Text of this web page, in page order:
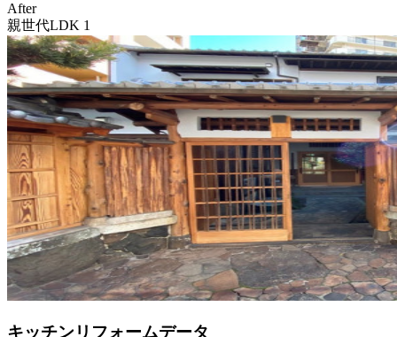
After
親世代LDK 1
キッチンリフォームデータ